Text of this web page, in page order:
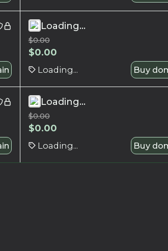
Loading...
$0.00
$0.00
Loading... Buy
Loading...
$0.00
$0.00
Loading... Buy